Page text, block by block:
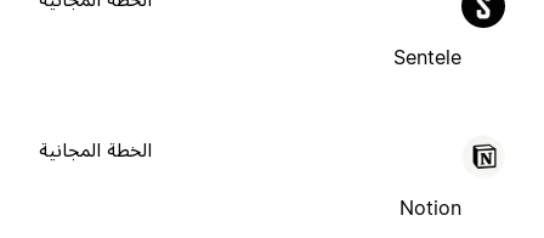
Sentele
Notion
الخطة المجانية